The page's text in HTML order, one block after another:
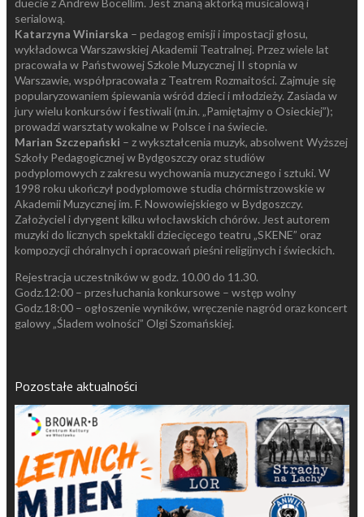
serialową.
Katarzyna Winiarska – pedagog emisji i impostacji głosu,
wykładowca Warszawskiej Akademii Teatralnej. Przez wiele lat
pracowała w Państwowej Szkole Muzycznej II stopnia w
Warszawie, współpracowała z Teatrem Rozmaitości. Zajmuje się
popularyzowaniem śpiewania wśród dzieci i młodzieży. Zasiada w
jury wielu konkursów i festiwali (m.in. „Pamiętajmy o Osieckiej”);
prowadzi warsztaty wokalne w Polsce i na świecie.
Marian Szczepański – z wykształcenia muzyk, absolwent Wyższej
Szkoły Pedagogicznej w Bydgoszczy oraz studiów
podyplomowych z zakresu wychowania muzycznego i sztuki. W
1998 roku ukończył podyplomowe studia chórmistrzowskie w
Akademii Muzycznej im. F. Nowowiejskiego w Bydgoszczy.
Założyciel i dyrygent kilku włocławskich chórów. Jest autorem
muzyki do licznych spektakli dziecięcego teatru „SKENE” oraz
kompozycji chóralnych i opracowań pieśni religijnych i świeckich.
Rejestracja uczestników w godz. 10.00 do 11.30.
Godz.12:00 – przesłuchania konkursowe – wstęp wolny
Godz.18:00 – ogłoszenie wyników, wręczenie nagród oraz koncert
galowy „Śladem wolności” Olgi Szomańskiej.
Pozostałe aktualności